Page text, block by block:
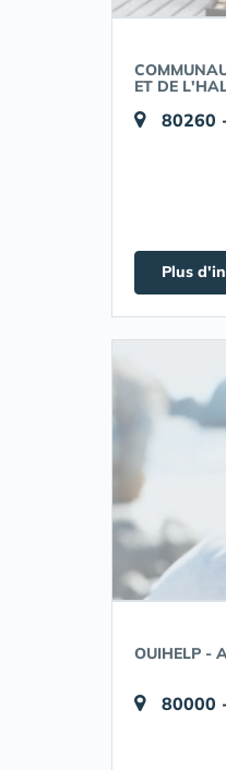
ET DE
80260
Plus
OUIHELP -
80000